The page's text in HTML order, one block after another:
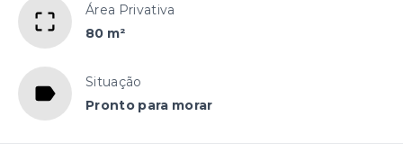
Área Privativa
80 m²
Situação
Pronto para morar